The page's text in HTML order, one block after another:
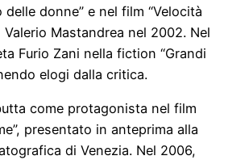
donne” e nel film “Velocità
Valerio Mastandrea nel 2002. Nel
Furio Zani nella fiction “Grandi
elogi dalla critica.
come protagonista nel film
presentato in anteprima alla
di Venezia. Nel 2006,